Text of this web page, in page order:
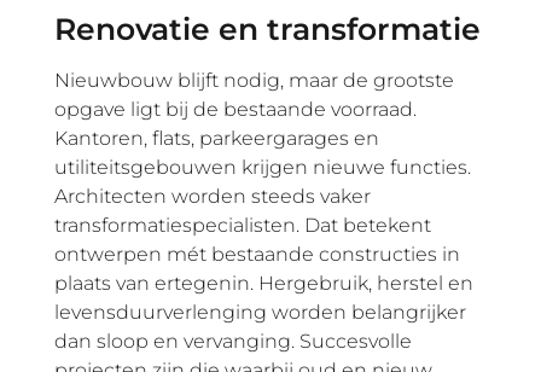
Renovatie en transformatie
Nieuwbouw blijft nodig, maar de grootste
opgave ligt bij de bestaande voorraad.
Kantoren, flats, parkeergarages en
utiliteitsgebouwen krijgen nieuwe functies.
Architecten worden steeds vaker
transformatiespecialisten. Dat betekent
ontwerpen mét bestaande constructies in
plaats van ertegenin. Hergebruik, herstel en
levensduurverlenging worden belangrijker
dan sloop en vervanging. Succesvolle